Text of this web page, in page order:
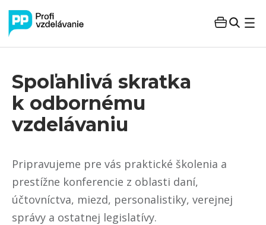
Spoľahlivá skratka
k odbornému
vzdelávaniu
Pripravujeme pre vás praktické školenia a
prestížne konferencie z oblasti daní,
účtovníctva, miezd, personalistiky, verejnej
správy a ostatnej legislatívy.